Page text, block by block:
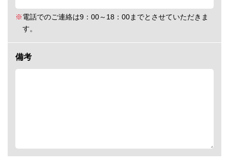
※電話でのご連絡は9：00～18：00までとさせていただきま
す。
備考